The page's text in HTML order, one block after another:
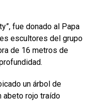
fue donado al Papa
escultores del grupo
de 16 metros de
un árbol de
abeto rojo traído